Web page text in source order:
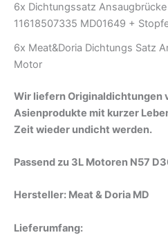
6x Dichtungssatz
11618507335 MD01649 +
6x Meat&Doria Dichtungs Satz
Motor
Wir liefern Originaldichtungen
Asienprodukte mit kurzer
Zeit wieder undicht werden.
Passend zu 3L Motoren N57
Hersteller: Meat & Doria MD
Lieferumfang: